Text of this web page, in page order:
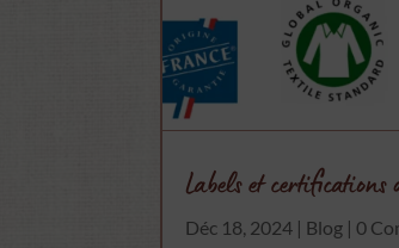
Labels et certifications
Déc 18, 2024 | Blog | 0